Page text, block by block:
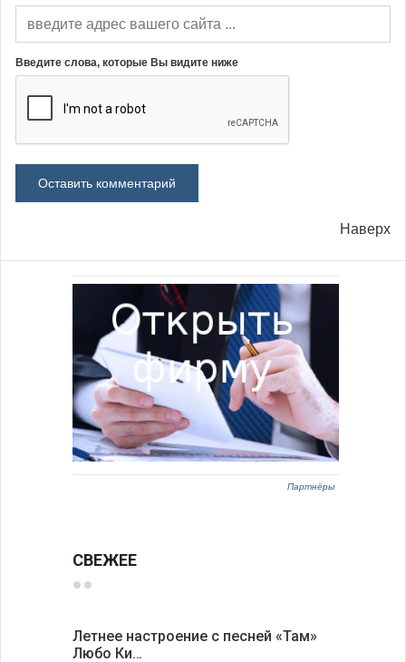
Введите слова, которые Вы видите ниже
Наверх
Партнёры
СВЕЖЕЕ
Летнее настроение с песней «Там»
Любо Ки…